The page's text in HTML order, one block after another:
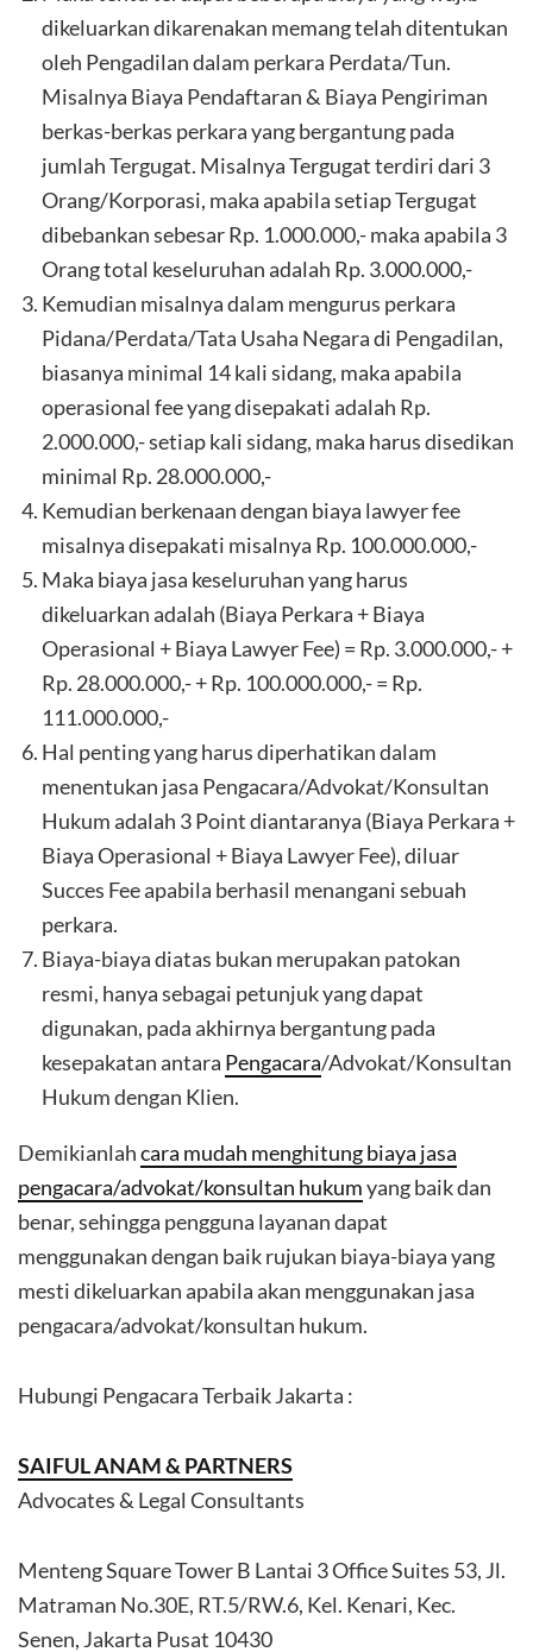
dikeluarkan dikarenakan memang telah ditentukan
oleh Pengadilan dalam perkara Perdata/Tun.
Misalnya Biaya Pendaftaran & Biaya Pengiriman
berkas-berkas perkara yang bergantung pada
jumlah Tergugat. Misalnya Tergugat terdiri dari 3
Orang/Korporasi, maka apabila setiap Tergugat
dibebankan sebesar Rp. 1.000.000,- maka apabila 3
Orang total keseluruhan adalah Rp. 3.000.000,-
Kemudian misalnya dalam mengurus perkara
Pidana/Perdata/Tata Usaha Negara di Pengadilan,
biasanya minimal 14 kali sidang, maka apabila
operasional fee yang disepakati adalah Rp.
2.000.000,- setiap kali sidang, maka harus disedikan
minimal Rp. 28.000.000,-
Kemudian berkenaan dengan biaya lawyer fee
misalnya disepakati misalnya Rp. 100.000.000,-
Maka biaya jasa keseluruhan yang harus
dikeluarkan adalah (Biaya Perkara + Biaya
Operasional + Biaya Lawyer Fee) = Rp. 3.000.000,- +
Rp. 28.000.000,- + Rp. 100.000.000,- = Rp.
111.000.000,-
Hal penting yang harus diperhatikan dalam
menentukan jasa Pengacara/Advokat/Konsultan
Hukum adalah 3 Point diantaranya (Biaya Perkara +
Biaya Operasional + Biaya Lawyer Fee), diluar
Succes Fee apabila berhasil menangani sebuah
perkara.
Biaya-biaya diatas bukan merupakan patokan
resmi, hanya sebagai petunjuk yang dapat
digunakan, pada akhirnya bergantung pada
kesepakatan antara Pengacara/Advokat/Konsultan
Hukum dengan Klien.
Demikianlahcara mudah menghitung biaya jasa
pengacara/advokat/konsultan hukumyang baik dan
benar, sehingga pengguna layanan dapat
menggunakan dengan baik rujukan biaya-biaya yang
mesti dikeluarkan apabila akan menggunakan jasa
pengacara/advokat/konsultan hukum.
Hubungi Pengacara Terbaik Jakarta :
SAIFUL ANAM & PARTNERS
Advocates & Legal Consultants
Menteng Square Tower B Lantai 3 Office Suites 53, Jl.
Matraman No.30E, RT.5/RW.6, Kel. Kenari, Kec.
Senen, Jakarta Pusat 10430